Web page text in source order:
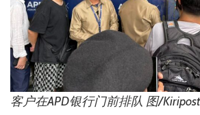
客户在APD银行门前排队 图/Kiripost